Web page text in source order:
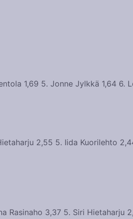
1,69 5. Jonne Jylkkä 1,64 6.
2,55 5. Iida Kuorilehto
Rasinaho 3,37 5. Siri Hietaharju